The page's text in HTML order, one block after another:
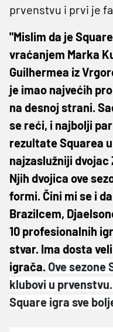
prvenstvu i prvi je
"Mislim da je
vraćanjem Marka
Guilhermea iz
je imao najvećih
na desnoj strani.
se reći, i najbolji
rezultate Squarea
najzaslužniji dvojac
Njih dvojica ove
formi. Čini mi se i
Brazilcem,
10 profesionalnih
stvar. Ima dosta
igrača. Ove sezone
klubovi u
Square igra sve